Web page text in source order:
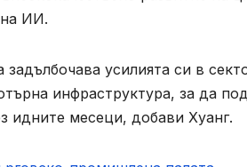
ИИ.
усилията си в
инфраструктура, за да
идните месеци, добави Хуанг.